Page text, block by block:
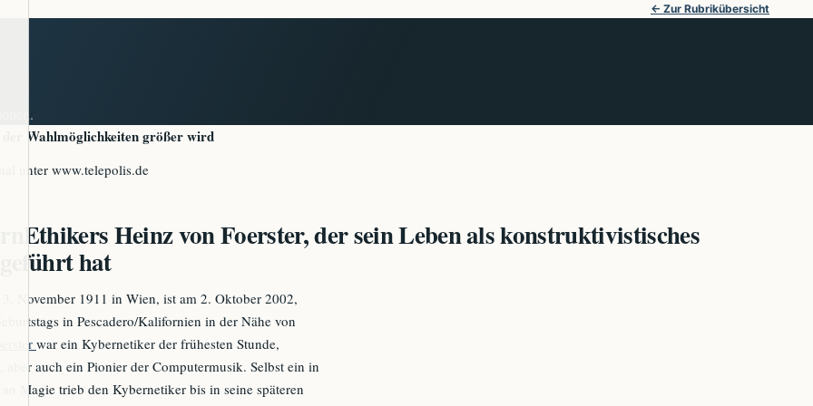
← Zur Rubrikübersicht
der Wahlmöglichkeiten größer wird
unter www.telepolis.de
Heinz von Foerster, der sein Leben als konstruktivistisches
hat
November 1911 in Wien, ist am 2. Oktober 2002,
in Pescadero/Kalifornien in der Nähe von
war ein Kybernetiker der frühesten Stunde,
aber auch ein Pionier der Computermusik. Selbst ein in
an Magie trieb den Kybernetiker bis in seine späteren